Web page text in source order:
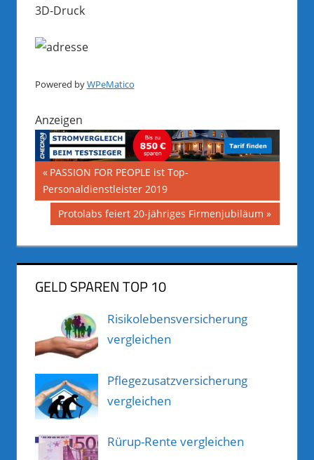
3D-Druck
Powered byWPeMatico
Anzeigen
Beitragsnavigation
Vorheriger
Beitrag:
PASSION FOR PEOPLE ist Top-
Personaldienstleister 2019
Nächster
Protolabs feiert 20-jähriges Firmenjubiläum
GELD SPAREN TOP 10
Risikolebensversicherung
vergleichen
Pflegezusatzversicherung
vergleichen
Rürup-Rente vergleichen